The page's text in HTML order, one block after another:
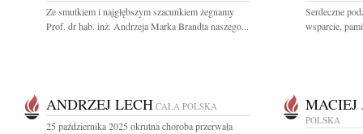
Ze smutkiem i najgłębszym szacunkiem żegnamy
Prof. dr hab. inż. Andrzeja Marka Brandta naszego...
Serdeczne
wsparcie,
ANDRZEJ LECH CAŁA POLSKA
25 października 2025 okrutna choroba przerwała
POLSKA